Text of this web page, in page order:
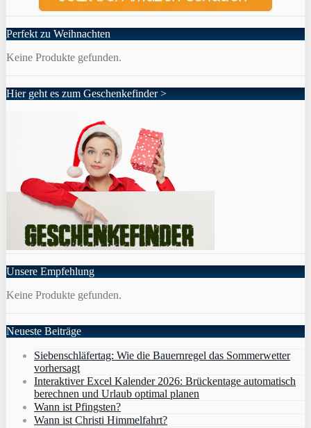
Perfekt zu Weihnachten
Keine Produkte gefunden.
Hier geht es zum Geschenkefinder >
Unsere Empfehlung
Keine Produkte gefunden.
Neueste Beiträge
Siebenschläfertag: Wie die Bauernregel das Sommerwetter
vorhersagt
Interaktiver Excel Kalender 2026: Brückentage automatisch
berechnen und Urlaub optimal planen
Wann ist Pfingsten?
Wann ist Christi Himmelfahrt?